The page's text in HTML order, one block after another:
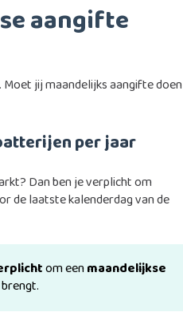
aangifte
jij maandelijks aangifte doen
per jaar
Dan ben je verplicht om
de laatste kalenderdag van de
om eenmaandelijkse